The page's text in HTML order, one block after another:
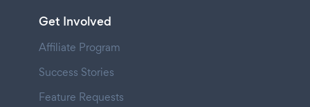
Get Involved
Affiliate Program
Success Stories
Feature Requests